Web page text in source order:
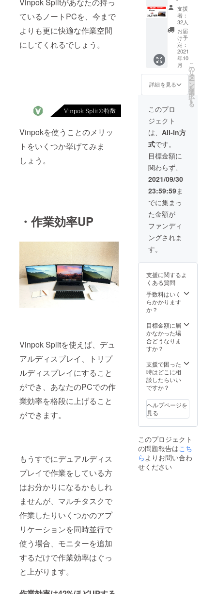
ているノートPCを、今まで
よりも更に快適な作業空間
にしてくれるでしょう。
Vinpokを使うことのメリッ
トをいくつか挙げてみま
しょう。
・作業効率UP
Vinpok Splitを使えば、デュ
アルディスプレイ、トリプ
ルディスプレイにすること
ができ、あなたのPCでの作
業効率を格段に上げること
ができます。
もうすでにデュアルディス
プレイで作業をしている方
はお分かりになるかもしれ
ませんが、マルチタスクで
作業したりいくつかのアプ
リケーションを同時並行で
使う場合、モニターを追加
するだけで作業効率はぐっ
と上がります。
Split x1
35%OF
支援
者：
32人
お届
け予
定：
2021
年10
月
詳細を見る
こ
の
リ
タ
ー
ン
を
選
択
す
る
このプロ
ジェクト
は、 All-In方
式です。
目標金額に
関わらず、
2021/09/30
23:59:59ま
でに集まっ
た金額が
ファンディ
ングされま
す。
支援に関するよ
くある質問
手数料はいく
らかかります
か？
目標金額に届
かなかった場
合どうなりま
すか？
支援で困った
時はどこに相
談したらいい
ですか？
ヘルプページを
見る
このプロジェクト
の問題報告はこち
ら よりお問い合わ
せください